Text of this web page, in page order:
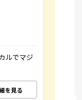
ルでマジ
を見る